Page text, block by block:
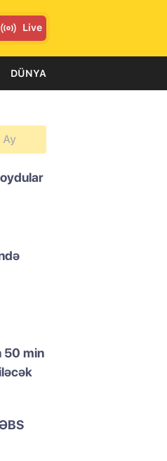
Live
DÜNYA
Ay
50 min